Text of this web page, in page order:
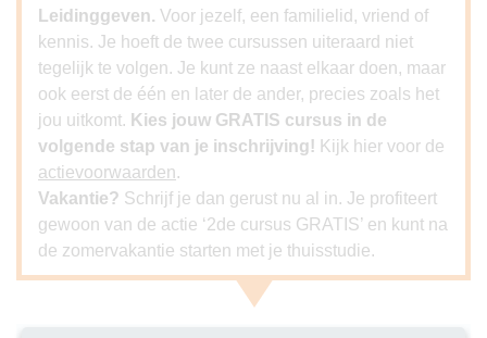
Leidinggeven. Voor jezelf, een familielid, vriend of
kennis. Je hoeft de twee cursussen uiteraard niet
tegelijk te volgen. Je kunt ze naast elkaar doen, maar
ook eerst de één en later de ander, precies zoals het
jou uitkomt. Kies jouw GRATIS cursus in de
volgende stap van je inschrijving! Kijk hier voor de
actievoorwaarden.
Vakantie? Schrijf je dan gerust nu al in. Je profiteert
gewoon van de actie ‘2de cursus GRATIS’ en kunt na
de zomervakantie starten met je thuisstudie.